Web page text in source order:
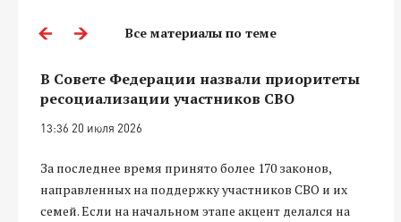
Все материалы по теме
В Совете Федерации назвали приоритеты
ресоциализации участников СВО
13:36 20 июля 2026
За последнее время принято более 170 законов,
направленных на поддержку участников СВО и их
семей. Если на начальном этапе акцент делался на